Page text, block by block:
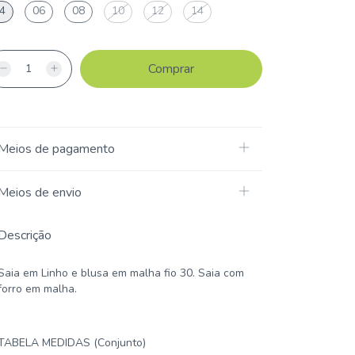
06 08 10 12 14
de pagamento
de envio
em Linho e blusa em malha fio 30. Saia com
em malha.
MEDIDAS (Conjunto)